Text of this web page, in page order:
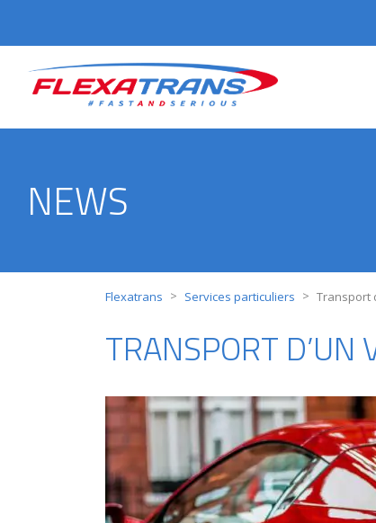
NEWS
Flexatrans > Services particuliers > Transport
TRANSPORT D’UN